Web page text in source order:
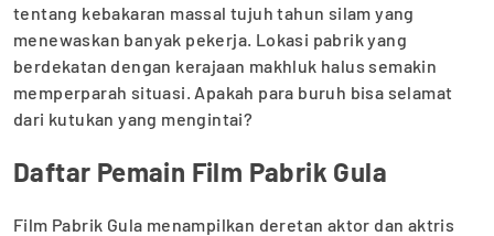
tentang kebakaran massal tujuh tahun silam yang
menewaskan banyak pekerja. Lokasi pabrik yang
berdekatan dengan kerajaan makhluk halus semakin
memperparah situasi. Apakah para buruh bisa selamat
dari kutukan yang mengintai?
Daftar Pemain Film Pabrik Gula
Film Pabrik Gula menampilkan deretan aktor dan aktris